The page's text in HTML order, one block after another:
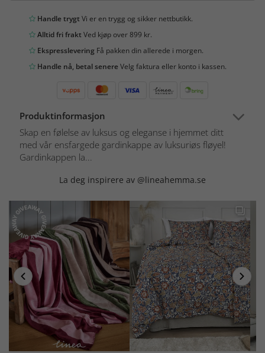
Handle trygtVi er en trygg og sikker nettbutikk.
Alltid fri fraktVed kjøp over 899 kr.
Ekspresslevering Få pakken din allerede i morgen.
Handle nå, betal senereVelg faktura eller konto i kassen.
Produktinformasjon
Skap en følelse av luksus og eleganse i hjemmet ditt
med vår ensfargede gardinkappe av luksuriøs fløyel!
Gardinkappen la...
La deg inspirere av @lineahemma.se